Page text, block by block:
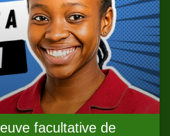
facultative de